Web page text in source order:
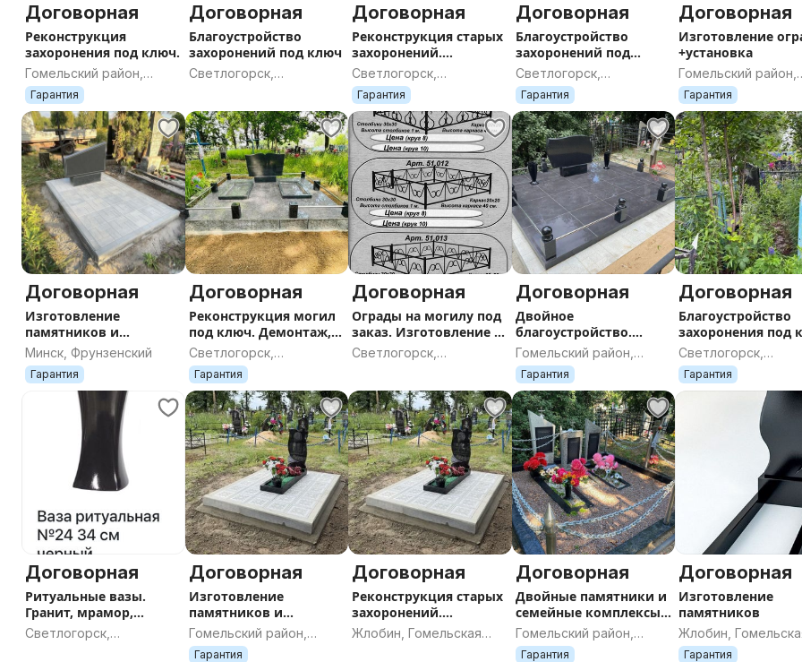
Договорная
Реконструкция
захоронения под ключ.
Гомельский район,
Гомельская область
Гарантия
Договорная
Благоустройство
захоронений под ключ
Светлогорск,
Договорная
Реконструкция старых
захоронений.
Обновим, укрепим,
благоустроим.
Светлогорск,
Гомельская область
Гарантия
Договорная
Благоустройство
захоронений под
ключ. Светлогорск.
Светлогорск,
Гомельская область
Гарантия
Договорная
Изготовление
+установка
Гомельский район,
Гомельская
Гарантия
Договорная
Изготовление
памятников и
благоустройство
захоронения под ключ.
Минск, Фрунзенский
Гарантия
Договорная
Реконструкция могил
под ключ. Демонтаж,
памятник, плитка,
ограда.
Светлогорск,
Гомельская область
Гарантия
Договорная
Ограды на могилу под
заказ. Изготовление и
установка. Любые
размеры.
Светлогорск,
Договорная
Двойное
благоустройство.
Реальные фото ''ДО и
ПОСЛЕ''.
Гомельский район,
Гомельская область
Гарантия
Договорная
Благоустройство
захоронения под
ДО/ПОСЛЕ
Светлогорск,
Гомельская
Гарантия
Договорная
Ритуальные вазы.
Гранит, мрамор,
полимергранит.
Продажа и установка.
Светлогорск,
Договорная
Изготовление
памятников и
благоустройство
захоронения под ключ.
Гомельский район,
Гомельская область
Гарантия
Договорная
Реконструкция старых
захоронений.
Обновим, укрепим,
благоустроим.
Жлобин, Гомельская
Договорная
Двойные памятники и
семейные комплексы
под ключ.
Гомельский район,
Гомельская область
Гарантия
Договорная
Изготовление
памятников
Жлобин,
область
Гарантия